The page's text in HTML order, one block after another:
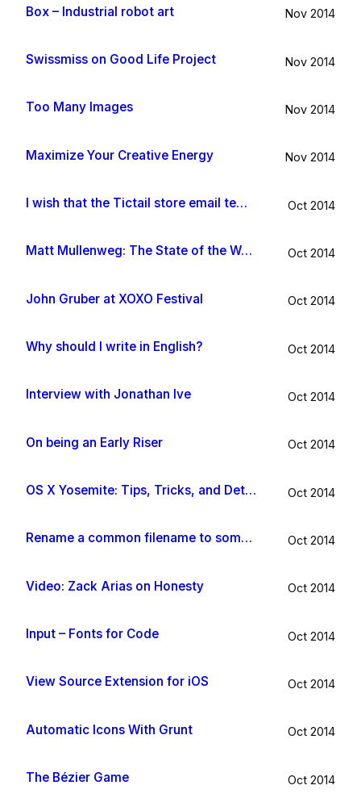
Box – Industrial robot art Nov 2014
Swissmiss on Good Life Project Nov 2014
Too Many Images Nov 2014
Maximize Your Creative Energy Nov 2014
I wish that the Tictail store email template would be improved Oct 2014
Matt Mullenweg: The State of the Word 2014 Oct 2014
John Gruber at XOXO Festival Oct 2014
Why should I write in English? Oct 2014
Interview with Jonathan Ive Oct 2014
On being an Early Riser Oct 2014
OS X Yosemite: Tips, Tricks, and Details Oct 2014
Rename a common filename to something useful with Hazel app Oct 2014
Video: Zack Arias on Honesty Oct 2014
Input – Fonts for Code Oct 2014
View Source Extension for iOS Oct 2014
Automatic Icons With Grunt Oct 2014
The Bézier Game Oct 2014